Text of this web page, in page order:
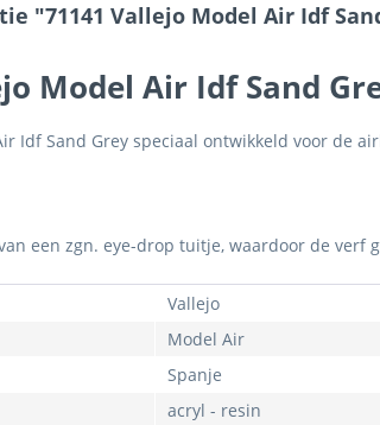
"71141 Vallejo Model Air Idf
Model Air Idf Sand
Idf Sand Grey speciaal ontwikkeld voor de
een zgn. eye-drop tuitje, waardoor de verf
Vallejo
Model Air
Spanje
acryl - resin